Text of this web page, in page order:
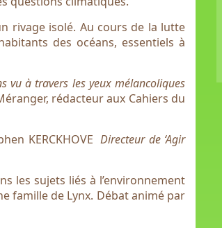
rivage isolé. Au cours de la lutte
des océans, essentiels à
vu à travers les yeux mélancoliques
rédacteur aux Cahiers du
KERCKHOVE Directeur de ‘Agir
les sujets liés à l’environnement
famille de Lynx. Débat animé par